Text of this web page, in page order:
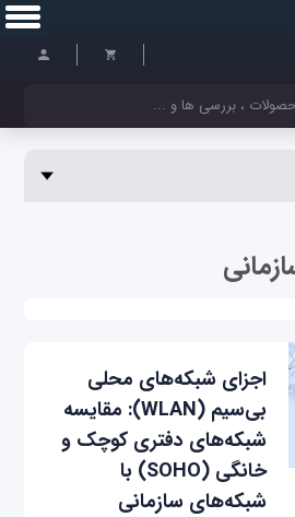
کنید
اجزای شبکه‌های محلی
بی‌سیم (WLAN): مقایسه
شبکه‌های دفتری کوچک و
خانگی (SOHO) با
شبکه‌های سازمانی